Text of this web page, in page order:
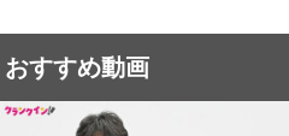
おすすめ動画